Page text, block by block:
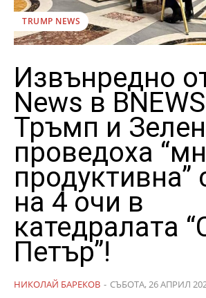
TRUMP NEWS
Извънредно
News в
Тръмп и
проведоха
продуктивна”
на 4 очи в
катедралата
Петър”!
НИКОЛАЙ БАРЕКОВ - СЪБОТА, 26 АПРИЛ